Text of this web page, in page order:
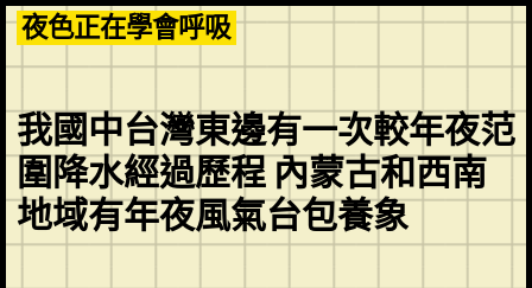
Skip
to
content
夜色正在學會呼吸
我國中台灣東邊有一次較年夜范
圍降水經過歷程 內蒙古和西南
地域有年夜風氣台包養象